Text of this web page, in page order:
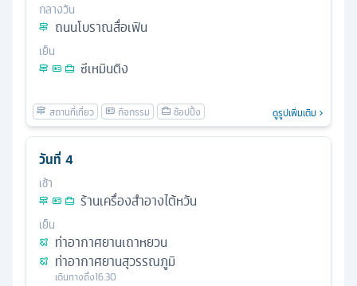
กลางวัน
ถนนโบราณสื่อเฟิน
เย็น
ซีเหมินติง
ดูรูปเพิ่มเติม
วันที่ 4
เช้า
ร้านเครื่องสำอางไต้หวัน
เย็น
ท่าอากาศยานเถาหยวน
ท่าอากาศยานสุวรรณภูมิ
เดินทางถึง16.30